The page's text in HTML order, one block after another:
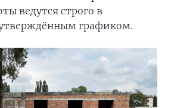
ведутся строго в
графиком.